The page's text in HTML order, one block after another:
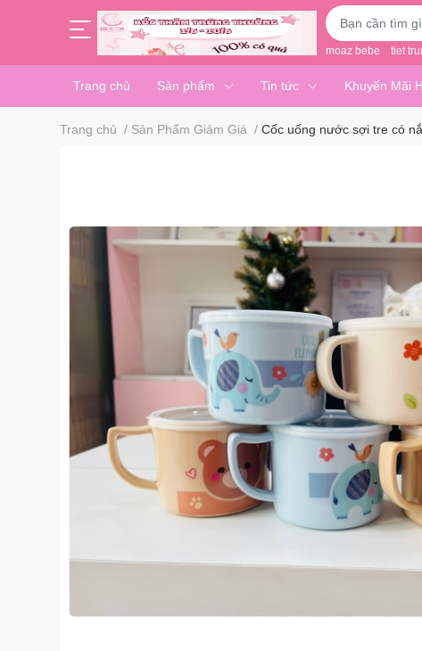
moaz bebe tiet
Trang chủ Sản phẩm Tin tức Khuyến Mãi
Trang chủ / Sản Phẩm Giảm Giá / Cốc uống nước sợi tre có